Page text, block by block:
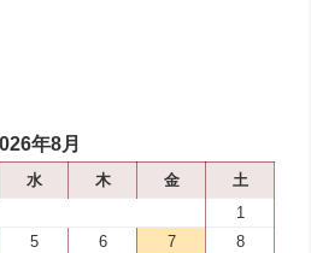
年8月
水 木 金
土
1
5 6 7
8